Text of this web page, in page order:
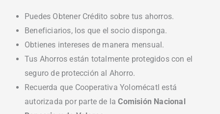
Puedes Obtener Crédito sobre tus ahorros.
Beneficiarios, los que el socio disponga.
Obtienes intereses de manera mensual.
Tus Ahorros están totalmente protegidos con el
seguro de protección al Ahorro.
Recuerda que Cooperativa Yolomécatl está
autorizada por parte de laComisión Nacional